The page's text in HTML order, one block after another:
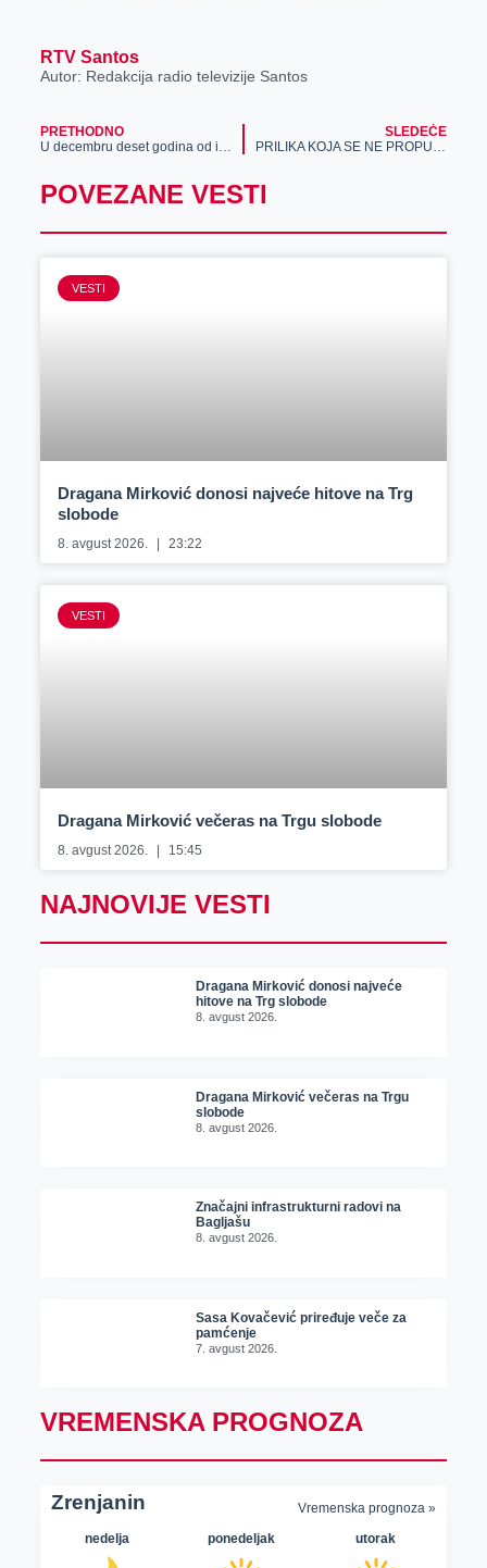
RTV Santos
Autor: Redakcija radio televizije Santos
PRETHODNO
U decembru deset godina od izvođenja predstave „Don Žuan“
SLEDEĆE
PRILIKA KOJA SE NE PROPUŠTA: Baš OVA aplikacija ti donosi bonus koji se ne odbija!
POVEZANE VESTI
VESTI
Dragana Mirković donosi najveće hitove na Trg
slobode
8. avgust 2026. 23:22
VESTI
Dragana Mirković večeras na Trgu slobode
8. avgust 2026. 15:45
NAJNOVIJE VESTI
Dragana Mirković donosi najveće
hitove na Trg slobode
8. avgust 2026.
Dragana Mirković večeras na Trgu
slobode
8. avgust 2026.
Značajni infrastrukturni radovi na
Bagljašu
8. avgust 2026.
Sasa Kovačević priređuje veče za
pamćenje
7. avgust 2026.
VREMENSKA PROGNOZA